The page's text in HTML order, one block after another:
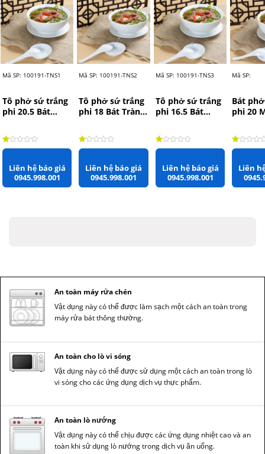
Mã SP: 100191-TNS1
Tô phở sứ trắng
phi 20.5 Bát
20.5cm x 9cm
Được xếp hạng1.005 sao
Liên hệ báo giá
0945.998.001
Mã SP: 100191-TNS2
Tô phở sứ trắng
phi 18 Bát Tràng
7cm
Được xếp hạng1.005 sao
Liên hệ báo giá
0945.998.001
Mã SP: 100191-TNS3
Tô phở sứ trắng
phi 16.5 Bát
16.5cm x 7cm
Được xếp hạng1.005 sao
Liên hệ báo giá
0945.998.001
Mã SP:
Bát
phi 20
x 9.5cm
Được xếp
Liên
An toàn máy rửa chén
Vật dụng này có thể được làm sạch một cách an toàn trong
máy rửa bát thông thường.
An toàn cho lò vi sóng
Vật dụng này có thể được sử dụng một cách an toàn trong lò
vi sóng cho các ứng dụng dịch vụ thực phẩm.
An toàn lò nướng
Vật dụng này có thể chịu được các ứng dụng nhiệt cao và an
toàn khi sử dụng lò nướng trong dịch vụ ăn uống.